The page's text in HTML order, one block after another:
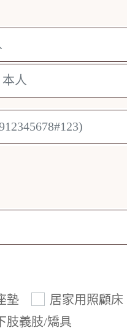
墊
居家用照顧床
肢義肢/矯具